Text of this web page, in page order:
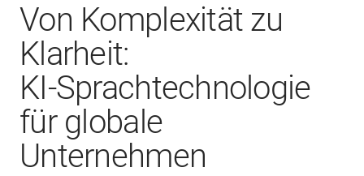
Was bedeutet Vertrauen in KI‑Sprachtechnologie? Ein
Aufbau der Übersetzungsqualitätsbewertung bei DeepL
Von hochwertiger Textübersetzung zur Echtzeit-
Building an instantly accessible voice demo with DeepL
Von Komplexität zu
Klarheit:
KI‑Sprachtechnologie
für globale
Unternehmen